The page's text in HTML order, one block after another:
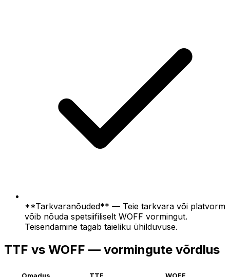
**Tarkvaranõuded** — Teie tarkvara või platvorm
võib nõuda spetsiifiliselt WOFF vormingut.
Teisendamine tagab täieliku ühilduvuse.
TTF vs WOFF — vormingute võrdlus